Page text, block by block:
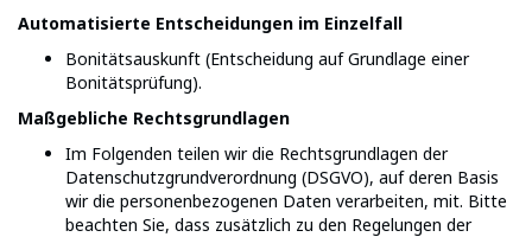
Automatisierte Entscheidungen im Einzelfall
Bonitätsauskunft (Entscheidung auf Grundlage einer
Bonitätsprüfung).
Maßgebliche Rechtsgrundlagen
Im Folgenden teilen wir die Rechtsgrundlagen der
Datenschutzgrundverordnung (DSGVO), auf deren Basis
wir die personenbezogenen Daten verarbeiten, mit. Bitte
beachten Sie, dass zusätzlich zu den Regelungen der